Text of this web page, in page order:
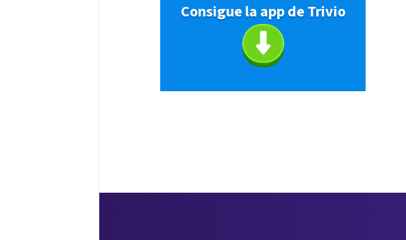
Consigue la app de Trivio